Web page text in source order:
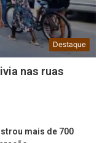
Destaque
nas ruas
mais de 700